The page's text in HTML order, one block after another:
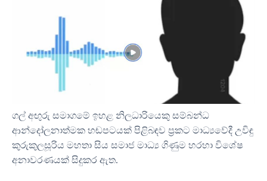
ගල් අඟුරු සමාගමේ ඉහළ නිලධාරියෙකු සම්බන්ධ
ආන්දෝලනාත්මක හඬපටයක් පිළිබඳව ප්‍රකට මාධ්‍යවේදී උවිඳු
කුරුකුලසූරිය මහතා සිය සමාජ මාධ්‍ය ගිණුම හරහා විශේෂ
අනාවරණයක් සිදුකර ඇත.